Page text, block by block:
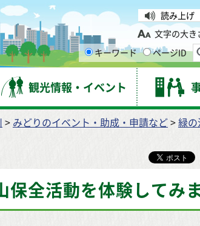
読み上げ
文字の大き
キーワード
ページID
観光情報・イベント
> みどりのイベント・助成・申請など>緑
保全活動を体験してみ